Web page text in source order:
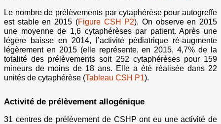
Le nombre de prélèvements par cytaphérèse pour autogreffe
est stable en 2015 (Figure CSH P2). On observe en 2015
une moyenne de 1,6 cytaphérèses par patient. Après une
légère baisse en 2014, l’activité pédiatrique ré-augmente
légèrement en 2015 (elle représente, en 2015, 4,7% de la
totalité des prélèvements soit 252 cytaphérèses pour 159
mineurs de moins de 18 ans. Elle a été réalisée dans 22
unités de cytaphérèse (Tableau CSH P1).
Activité de prélèvement allogénique
31 centres de prélèvement de CSHP ont eu une activité de